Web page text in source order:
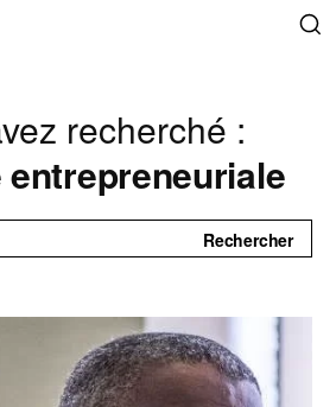
recherché :
entrepreneuriale
Rechercher